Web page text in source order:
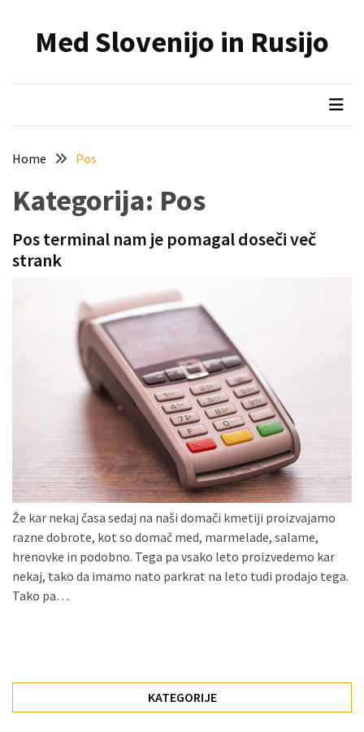
content
NAJNOVEJŠI
dedku
spremenil
življenje
Zelo
priljubljena
gibanja.
Ko
na
strehi,
solarne
contentMed Slovenijo in Rusijo
Home Pos
Kategorija: Pos
Pos terminal nam je pomagal doseči več
strank
Že kar nekaj časa sedaj na naši domači kmetiji proizvajamo
razne dobrote, kot so domač med, marmelade, salame,
hrenovke in podobno. Tega pa vsako leto proizvedemo kar
nekaj, tako da imamo nato parkrat na leto tudi prodajo tega.
Tako pa…
KATEGORIJE